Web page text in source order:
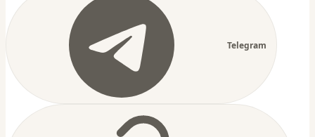
Telegram